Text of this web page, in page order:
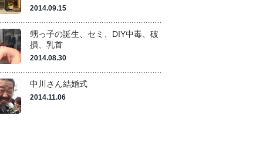
2014.09.15
甥っ子の誕生、セミ、DIY中毒、破
損、乳首
2014.08.30
中川さん結婚式
2014.11.06